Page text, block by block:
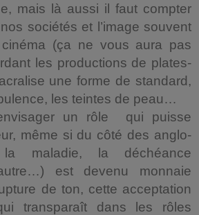
mais là aussi il faut compter
sociétés et l’image souvent
(ça ne vous aura pas
les productions de plates-
une forme de standard,
les teintes de peau…
un rôle qui puisse
même si du côté des anglo-
maladie, la déchéance
est devenu monnaie
de ton, cette acceptation
transparaît dans les rôles